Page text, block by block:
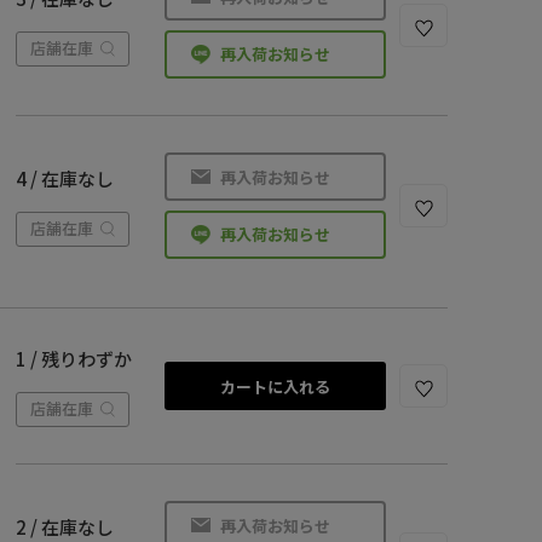
店舗在庫 再入荷お知らせ
4 / 在庫なし
店舗在庫
再入荷お知らせ
再入荷お知らせ
1 / 残りわずか
店舗在庫
カートに入れる
2 / 在庫なし 再入荷お知らせ